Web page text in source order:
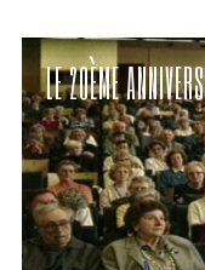
LE 20ÈME